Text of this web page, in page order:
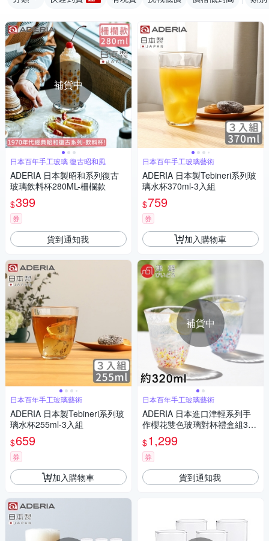
補貨中
日本百年手工玻璃 復古昭和風
ADERIA 日本製昭和系列復古
玻璃飲料杯280ML-柵欄款
$399
券
貨到通知我
日本百年手工玻璃藝術
ADERIA 日本製Tebineri系列玻
璃水杯255ml-3入組
$659
券
加入購物車
日本百年手工玻璃藝術
ADERIA 日本製Tebineri系列玻
璃水杯370ml-3入組
$759
券
加入購物車
補貨中
日本百年手工玻璃藝術
ADERIA 日本進口津輕系列手
作櫻花雙色玻璃對杯禮盒組320
ML
$1,299
券
貨到通知我